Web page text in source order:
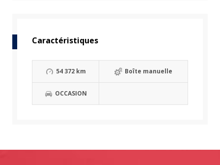
Caractéristiques
54 372 km Boîte manuelle
OCCASION